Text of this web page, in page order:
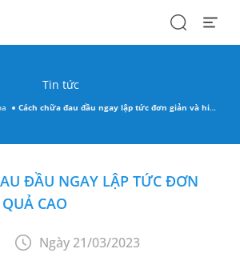
SearchOpen
Tin tức
Cách chữa đau đầu ngay lập tức đơn giản và hiệu quả cao
ĐẦU NGAY LẬP TỨC ĐƠN
CAO
Ngày 21/03/2023